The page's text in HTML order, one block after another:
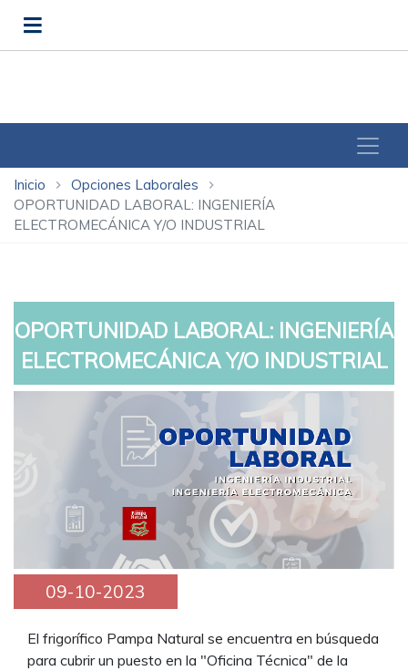
Inicio chevron_right Opciones Laborales chevron_right
OPORTUNIDAD LABORAL: INGENIERÍA
ELECTROMECÁNICA Y/O INDUSTRIAL
OPORTUNIDAD LABORAL: INGENIERÍA
ELECTROMECÁNICA Y/O INDUSTRIAL
09-10-2023
El frigorífico Pampa Natural se encuentra en búsqueda
para cubrir un puesto en la "Oficina Técnica" de la